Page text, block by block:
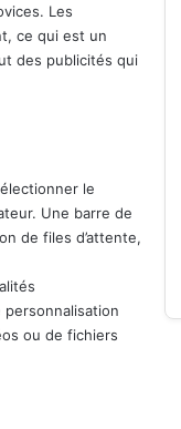
Les
ce qui est un
des publicités qui
le
Une barre de
de files d’attente,
ou de fichiers